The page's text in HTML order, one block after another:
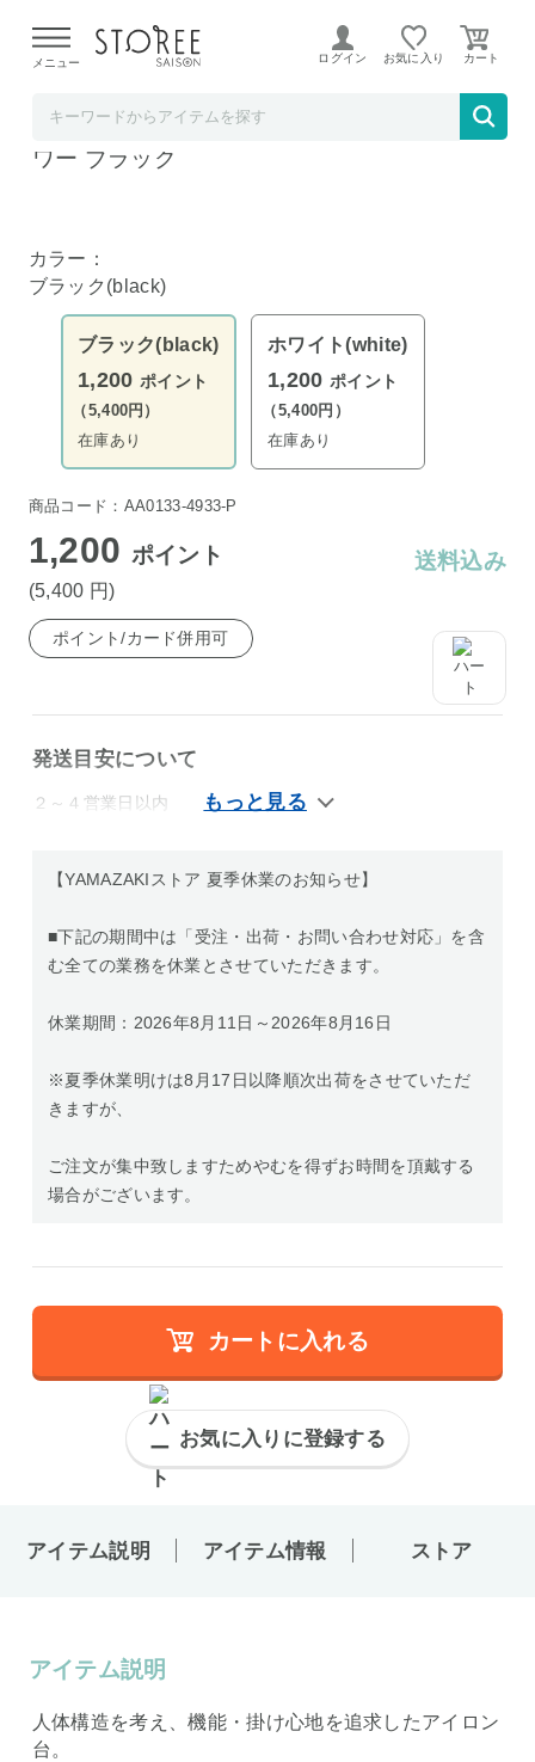
よる配送遅延が発生しております。
メニュー ログイン お気に入り
tower 人体型スチールメッシュアイロン台 タ
ワー ブラック
カラー：
ブラック(black)
ブラック(black)
1,200 ポイント
（5,400円）
在庫あり
ホワイト(white)
1,200 ポイント
（5,400円）
在庫あり
商品コード：AA0133-4933-P
1,200 ポイント
(5,400 円)
送料込み
ポイント/カード併用可
発送目安について
２～４営業日以内
【YAMAZAKIストア 夏季休業のお知らせ】
■下記の期間中は「受注・出荷・お問い合わせ対応」を含
む全ての業務を休業とさせていただきます。
休業期間：2026年8月11日～2026年8月16日
※夏季休業明けは8月17日以降順次出荷をさせていただ
きますが、
ご注文が集中致しますためやむを得ずお時間を頂戴する
場合がございます。
カートに入れる
お気に入りに登録する
アイテム説明 アイテム情報 ストア
アイテム説明
人体構造を考え、機能・掛け心地を追求したアイロン
台。